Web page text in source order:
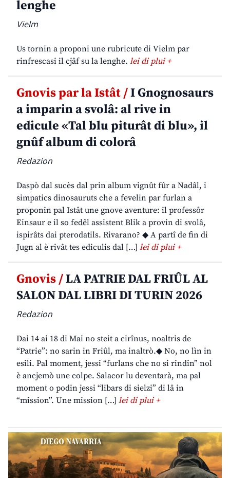
lenghe
Vielm
Us tornin a proponi une rubricute di Vielm par
rinfrescasi il cjâf su la lenghe. lei di plui +
Gnovis par la Istât /I Gnognosaurs
a imparin a svolâ: al rive in
edicule «Tal blu piturât di blu», il
gnûf album di colorâ
Redazion
Daspò dal sucès dal prin album vignût fûr a Nadâl, i
simpatics dinosauruts che a fevelin par furlan a
proponin pal Istât une gnove aventure: il professôr
Einsaur e il so fedêl assistent Blik a provin di svolâ,
ispirâts dai pterodatils. Rivarano? ◆ A partî de fin di
Jugn al è rivât tes ediculis dal […] lei di plui +
Gnovis /LA PATRIE DAL FRIÛL AL
SALON DAL LIBRI DI TURIN 2026
Redazion
Dai 14 ai 18 di Mai no steit a cirînus, noaltris de
“Patrie”: no sarin in Friûl, ma inaltrò.◆ No, no lìn in
esili. Pal moment, jessi “furlans che no si rindin” nol
è ancjemò une colpe. Salacor lu deventarà, ma pal
moment o podin jessi “libars di sielzi” di lâ in
“mission”. Une mission […] lei di plui +